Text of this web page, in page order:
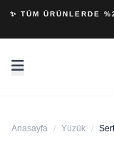
✨ TÜM ÜRÜNLERDE
Anasayfa / Yüzük /